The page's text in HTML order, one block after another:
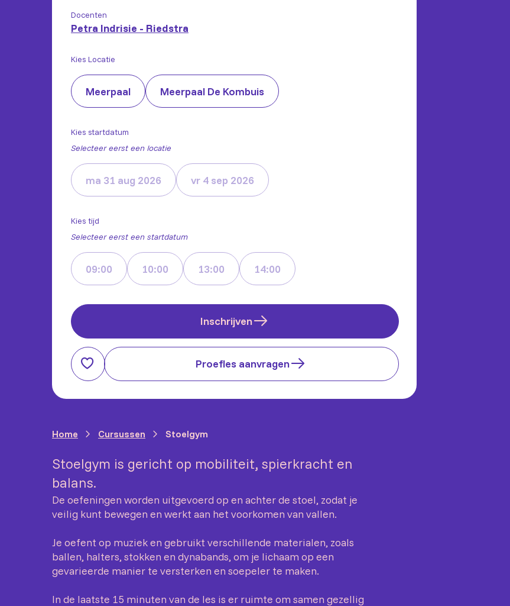
Docenten
Petra Indrisie - Riedstra
Kies Locatie
Meerpaal Meerpaal De Kombuis
Kies startdatum
Selecteer eerst een locatie
ma 31 aug 2026 vr 4 sep 2026
Kies tijd
Selecteer eerst een startdatum
09:00 10:00 13:00 14:00
Inschrijven
Proefles aanvragen
Home Cursussen Stoelgym
Stoelgym is gericht op mobiliteit, spierkracht en
balans.
De oefeningen worden uitgevoerd op en achter de stoel, zodat je
veilig kunt bewegen en werkt aan het voorkomen van vallen.
Je oefent op muziek en gebruikt verschillende materialen, zoals
ballen, halters, stokken en dynabands, om je lichaam op een
gevarieerde manier te versterken en soepeler te maken.
In de laatste 15 minuten van de les is er ruimte om samen gezellig